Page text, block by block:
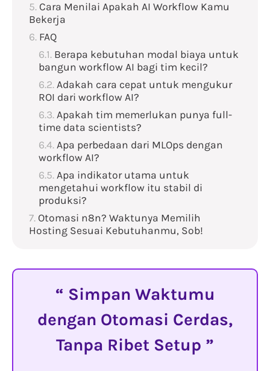
Cara Menilai Apakah AI Workflow Kamu
Bekerja
FAQ
Berapa kebutuhan modal biaya untuk
bangun workflow AI bagi tim kecil?
Adakah cara cepat untuk mengukur
ROI dari workflow AI?
Apakah tim memerlukan punya full-
time data scientists?
Apa perbedaan dari MLOps dengan
workflow AI?
Apa indikator utama untuk
mengetahui workflow itu stabil di
produksi?
Otomasi n8n? Waktunya Memilih
Hosting Sesuai Kebutuhanmu, Sob!
Simpan Waktumu
dengan Otomasi Cerdas,
Tanpa Ribet Setup